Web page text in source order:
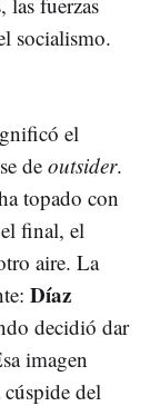
socialismo.
el
de outsider.
topado con
final, el
aire. La
Díaz
decidió dar
imagen
del